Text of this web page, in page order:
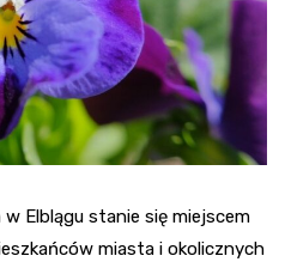
Elblągu stanie się miejscem
miasta i okolicznych